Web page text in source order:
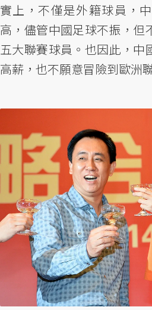
實上，不僅是外籍球員，
高，儘管中國足球不振，但
五大聯賽球員。也因此，中
高薪，也不願意冒險到歐洲